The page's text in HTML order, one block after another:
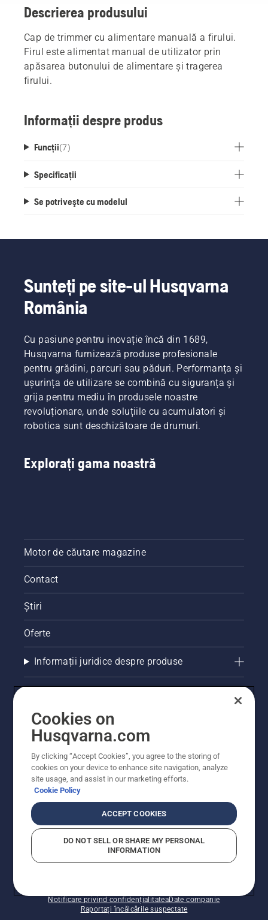
Descrierea produsului
Cap de trimmer cu alimentare manuală a firului.
Firul este alimentat manual de utilizator prin
apăsarea butonului de alimentare și tragerea
firului.
Informații despre produs
Funcții(7)
Specificații
Se potriveşte cu modelul
Sunteți pe site-ul Husqvarna
România
Cu pasiune pentru inovație încă din 1689,
Husqvarna furnizează produse profesionale
pentru grădini, parcuri sau păduri. Performanța și
ușurința de utilizare se combină cu siguranța și
grija pentru mediu în produsele noastre
revoluționare, unde soluțiile cu acumulatori și
robotica sunt deschizătoare de drumuri.
Explorați gama noastră
Motor de căutare magazine
Contact
Știri
Oferte
Informații juridice despre produse
© Husqvarna AB (publ). Toate drepturile rezervate.
Prețurile prezentate includ TVA și sunt prețuri
recomandate pentru comercializarea cu amănuntul.
Husqvarna își rezervă dreptul de a face modificări în
Notificare privind confidențialitateaDate companie
Raportați încălcările suspectate
Cookies on
Husqvarna.com
By clicking “Accept Cookies”, you agree to the storing of
cookies on your device to enhance site navigation, analyze
site usage, and assist in our marketing efforts.
Cookie Policy
ACCEPT COOKIES
DO NOT SELL OR SHARE MY PERSONAL
INFORMATION